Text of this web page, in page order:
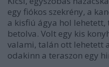
egy fiókos szekrény, a
a kisfiú ágya hol lehetett,
betolva. Volt egy kis
valami, talán ott lehetett
odakinn a teraszon egy